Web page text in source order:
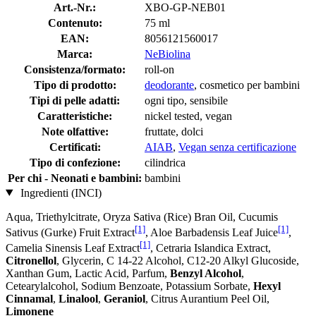
Art.-Nr.:
XBO-GP-NEB01
Contenuto:
75 ml
EAN:
8056121560017
Marca:
NeBiolina
Consistenza/formato:
roll-on
Tipo di prodotto:
deodorante, cosmetico per bambini
Tipi di pelle adatti:
ogni tipo, sensibile
Caratteristiche:
nickel tested, vegan
Note olfattive:
fruttate, dolci
Certificati:
AIAB, Vegan senza certificazione
Tipo di confezione:
cilindrica
Per chi - Neonati e bambini: bambini
Ingredienti (INCI)
Aqua, Triethylcitrate, Oryza Sativa (Rice) Bran Oil, Cucumis
Sativus (Gurke) Fruit Extract[1], Aloe Barbadensis Leaf Juice[1],
Camelia Sinensis Leaf Extract[1], Cetraria Islandica Extract,
Citronellol, Glycerin, C 14-22 Alcohol, C12-20 Alkyl Glucoside,
Xanthan Gum, Lactic Acid, Parfum, Benzyl Alcohol,
Cetearylalcohol, Sodium Benzoate, Potassium Sorbate, Hexyl
Cinnamal, Linalool, Geraniol, Citrus Aurantium Peel Oil,
Limonene